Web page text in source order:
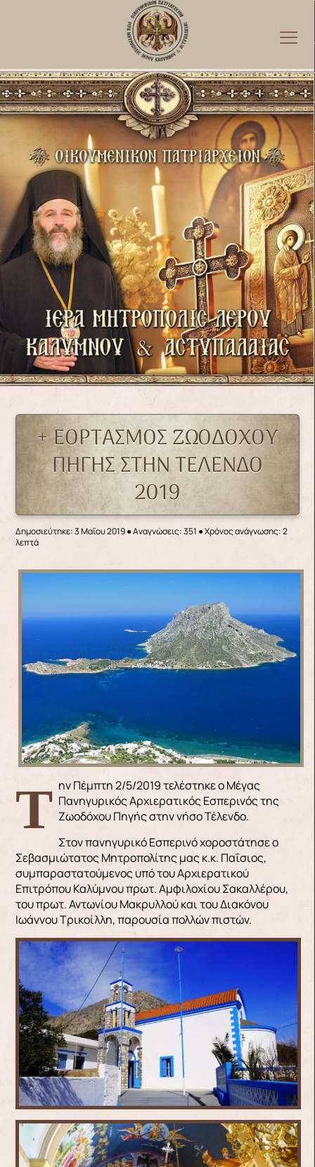
+ ΕΟΡΤΑΣΜΟΣ ΖΩΟΔΟΧΟΥ
ΠΗΓΗΣ ΣΤΗΝ ΤΕΛΕΝΔΟ
2019
Δημοσιεύτηκε: 3 Μαΐου 2019●Αναγνώσεις: 351 ● Χρόνος ανάγνωσης: 2
λεπτά
Την Πέμπτη 2/5/2019 τελέστηκε ο Μέγας Πανηγυρικός Αρχιερατικός Εσπερινός της
Ζωοδόχου Πηγής στην νήσο Τέλενδο.
Στον πανηγυρικό Εσπερινό χοροστάτησε ο
Σεβασμιώτατος Μητροπολίτης μας κ.κ. Παΐσιος,
συμπαραστατούμενος υπό του Αρχιερατικού
Επιτρόπου Καλύμνου πρωτ. Αμφιλοχίου Σακαλλέρου,
του πρωτ. Αντωνίου Μακρυλλού και του Διακόνου
Ιωάννου Τρικοίλλη, παρουσία πολλών πιστών.